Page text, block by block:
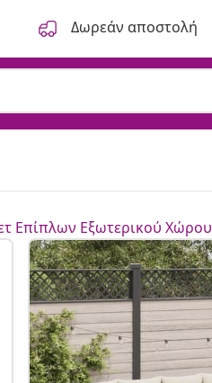
Δωρεάν αποστολή
Επίπλων Εξωτερικού Χώρου